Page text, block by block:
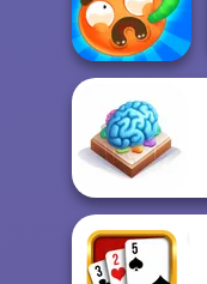
Mahjong Sweet
Easter
Worm Out: Brain
Teaser Games